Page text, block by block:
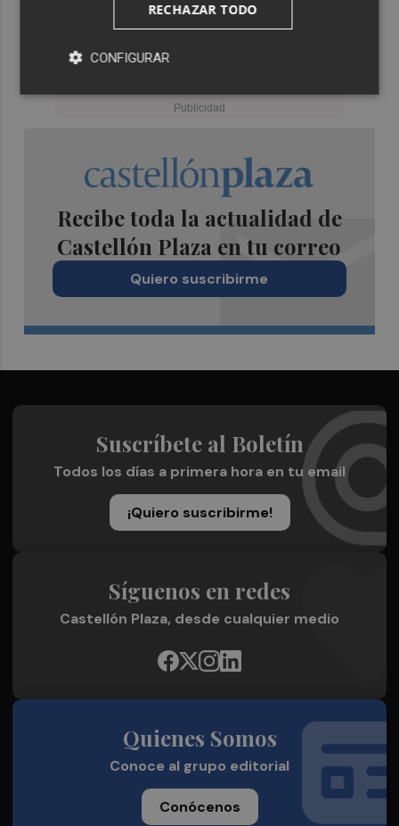
Recibe toda la actualidad de
Castellón Plaza en tu correo
Quiero suscribirme
Suscríbete al Boletín
Todos los días a primera hora en tu email
¡Quiero suscribirme!
Síguenos en redes
Castellón Plaza, desde cualquier medio
Quienes Somos
Conoce al grupo editorial
Conócenos
RECHAZAR TODO
CONFIGURAR